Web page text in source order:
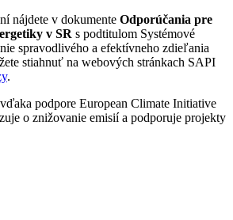
nájdete v dokumente Odporúčania pre
v SR s podtitulom Systémové
spravodlivého a efektívneho zdieľania
stiahnuť na webových stránkach SAPI
.
podpore European Climate Initiative
o znižovanie emisií a podporuje projekty